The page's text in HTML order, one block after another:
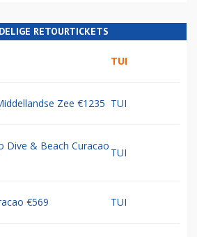
RETOURTICKETS
TUI
Zee €1235 TUI
Dive & Beach Curacao
TUI
€569 TUI